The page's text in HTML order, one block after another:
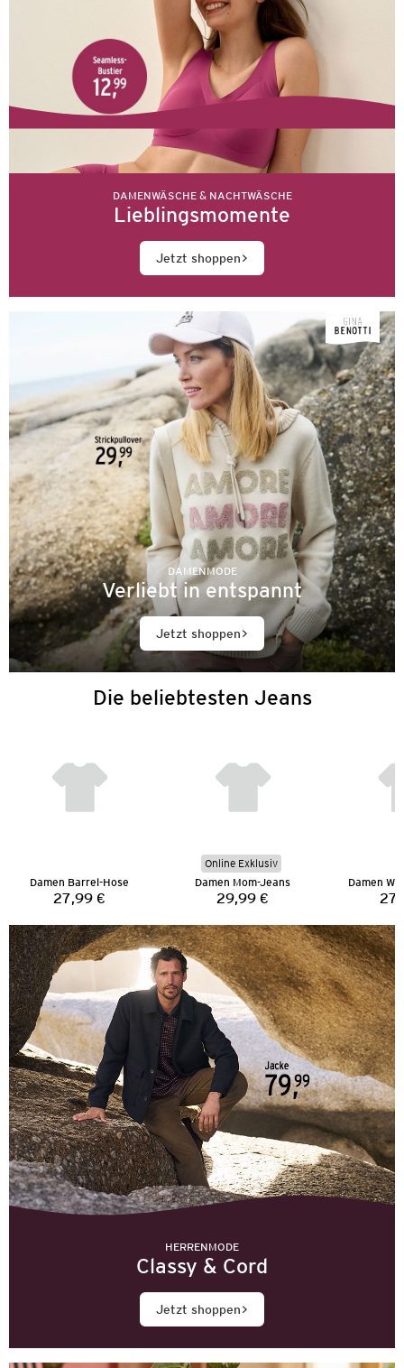
DAMENWÄSCHE & NACHTWÄSCHE
Lieblingsmomente
Jetzt shoppen
DAMENMODE
Verliebt in entspannt
Jetzt shoppen
Die beliebtesten Jeans
Damen Barrel-Hose
Preis:
27,99 €
Online Exklusiv
Damen Mom-Jeans
Preis:
29,99 €
Damen
HERRENMODE
Classy & Cord
Jetzt shoppen